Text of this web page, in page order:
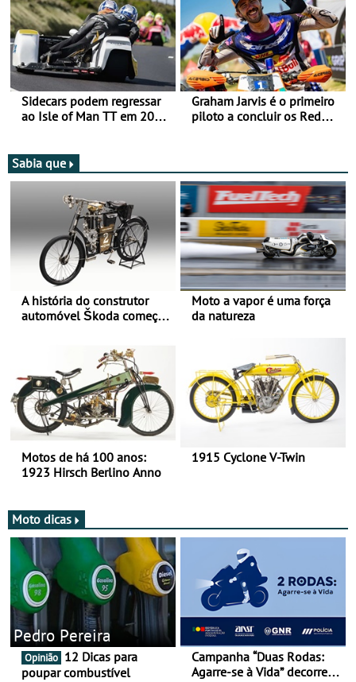
Vitória na Ultimate, Core e
Lite
Sidecars podem regressar
ao Isle of Man TT em 2027
Graham Jarvis é o primeiro
piloto a concluir os Red
Sabia que
A história do construtor
automóvel Škoda começou
Moto a vapor é uma força
da natureza
Motos de há 100 anos:
1923 Hirsch Berlino Anno
1915 Cyclone V-Twin
Moto dicas
Pedro Pereira
Opinião
poupar combustível
Campanha “Duas Rodas:
Agarre-se à Vida” decorre